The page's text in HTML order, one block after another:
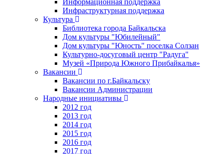
Информационная поддержка
Инфраструктурная поддержка
Культура
Библиотека города Байкальска
Дом культуры "Юбилейный"
Дом культуры "Юность" поселка Солзан
Культурно-досуговый центр "Радуга"
Музей «Природа Южного Прибайкалья»
Вакансии
Вакансии по г.Байкальску
Вакансии Администрации
Народные инициативы
2012 год
2013 год
2014 год
2015 год
2016 год
2017 год